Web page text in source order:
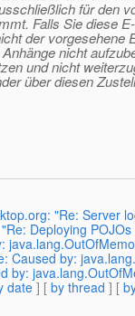
für den
Falls Sie diese
der vorgesehene
nicht
und nicht
über diesen
"Re: Server
Deploying
Caused by:
by:
date] [ by thread ] [